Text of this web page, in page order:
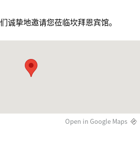
诚挚地邀请您莅临坎拜恩宾馆。
Open in Google Maps